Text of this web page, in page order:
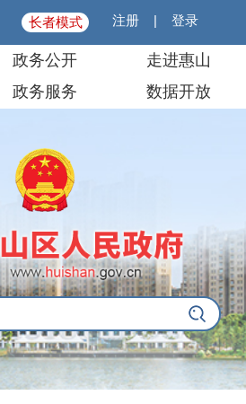
长者模式 注册 |登录
政务公开
走进惠山
政务服务 数据开放